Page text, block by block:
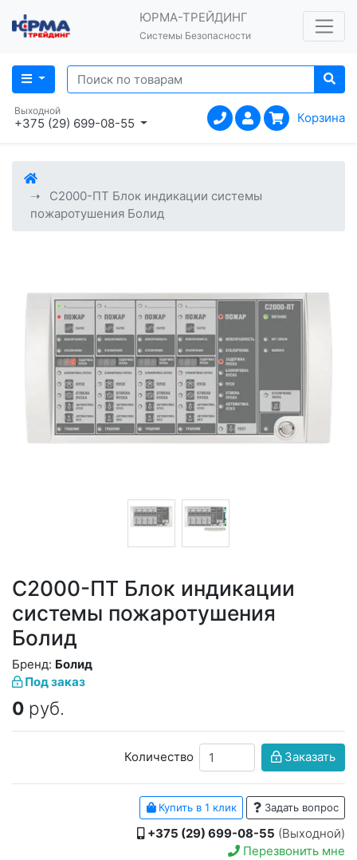
ЮРМА-ТРЕЙДИНГ
Системы Безопасности
Выходной
+375 (29) 699-08-55 Корзина
С2000-ПТ Блок индикации системы
пожаротушения Болид
С2000-ПТ Блок индикации
системы пожаротушения
Болид
Под заказ
Бренд: Болид
0 руб.
Количество Заказать
Купить в 1 клик Задать вопрос
+375 (29) 699-08-55 (Выходной)
Перезвонить мне